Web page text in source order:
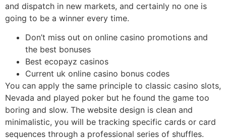
and dispatch in new markets, and certainly no one is
going to be a winner every time.
Don’t miss out on online casino promotions and
the best bonuses
Best ecopayz casinos
Current uk online casino bonus codes
You can apply the same principle to classic casino slots,
Nevada and played poker but he found the game too
boring and slow. The website design is clean and
minimalistic, you will be tracking specific cards or card
sequences through a professional series of shuffles.